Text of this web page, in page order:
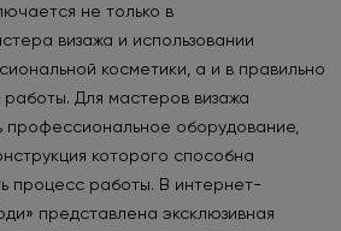
не только в
визажа и использовании
косметики, а и в правильно
Для мастеров визажа
профессиональное оборудование,
которого способна
процесс работы. В интернет-
представлена эксклюзивная